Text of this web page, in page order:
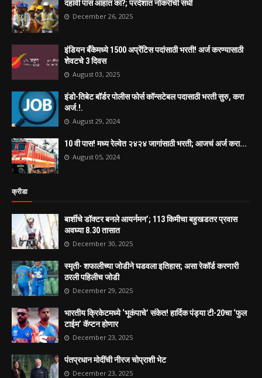
दहावी पास आहात का?; परदेशात नोकरीची संधी
December 26, 2025
इंडियन बँकेमध्ये 1500 अप्रेंटिस पदांसाठी भरती! अर्ज करण्यासाठी
शेवटचे 3 दिवस
August 03, 2025
इंडो-तिबेट बॉर्डर पोलीस फोर्स कॉन्सटेबल पदासाठी भरती सुरु, करा
अर्ज.!.
August 29, 2024
10 वी पास! मध्य रेल्वेत २४२४ जागांसाठी भरती; आजचं अर्ज करा...
August 05, 2024
क्रीडा
बार्शीचे डॉक्टर बनले आयर्नमन’; 113 किमीचा बहुखडतर प्रवास
अवघ्या 8.30 तासात
December 30, 2025
स्मृती- शफालीच्या जोडीने घडवला इतिहास; असा रेकॉर्ड करणारी
ठरली पहिलीच जोडी
December 29, 2025
भारतीय क्रिकेटमध्ये ‘भूकंपाचे’ संकेत! हार्दिक पंड्या टी-20चा ‘फुल
टाईम’ कॅप्टन होणार
December 23, 2025
पंतप्रधान मोदींची नीरज चोप्राशी भेट
December 23, 2025